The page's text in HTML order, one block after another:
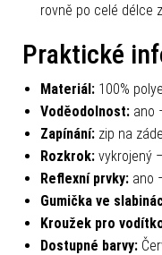
rovně po celé délce
Praktické
Materiál: 100%
Voděodolnost: ano
Zapínání: zip na
Rozkrok: vykrojený
Reflexní prvky: ano
Gumička ve
Kroužek pro
Dostupné barvy: